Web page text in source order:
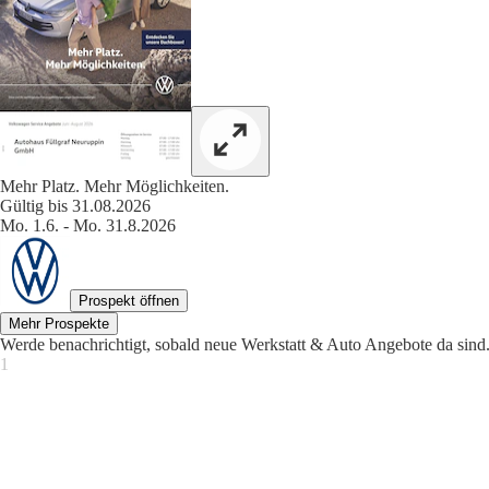
Mehr Platz. Mehr Möglichkeiten.
Gültig bis 31.08.2026
Mo. 1.6. - Mo. 31.8.2026
Prospekt öffnen
Mehr Prospekte
Werde benachrichtigt, sobald neue Werkstatt & Auto Angebote da sind.